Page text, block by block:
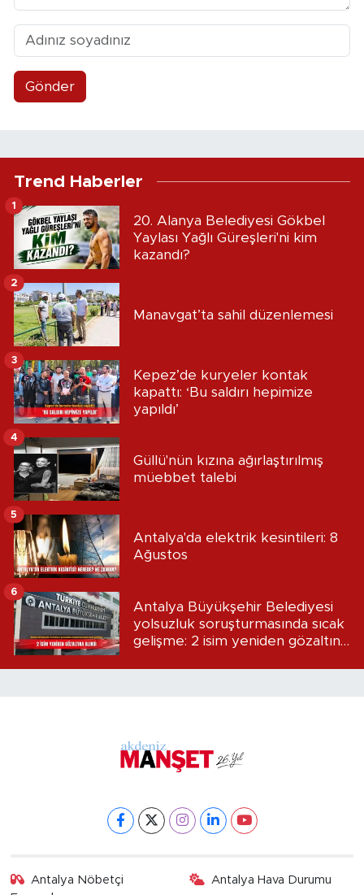
Gönder
Trend Haberler
20. Alanya Belediyesi Gökbel
Yaylası Yağlı Güreşleri'ni kim
kazandı?
1
Manavgat’ta sahil düzenlemesi
2
Kepez’de kuryeler kontak
kapattı: ‘Bu saldırı hepimize
yapıldı’
3
Güllü'nün kızına ağırlaştırılmış
müebbet talebi
4
Antalya'da elektrik kesintileri: 8
Ağustos
5
Antalya Büyükşehir Belediyesi
yolsuzluk soruşturmasında sıcak
gelişme: 2 isim yeniden gözaltına
6
Antalya Nöbetçi
Antalya Hava Durumu